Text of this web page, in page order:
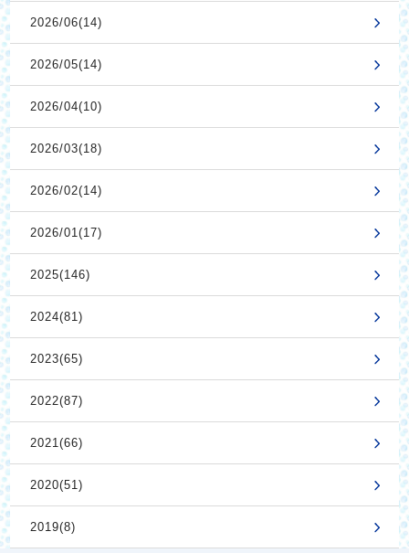
2026/06(14)
2026/05(14)
2026/04(10)
2026/03(18)
2026/02(14)
2026/01(17)
2025(146)
2024(81)
2023(65)
2022(87)
2021(66)
2020(51)
2019(8)